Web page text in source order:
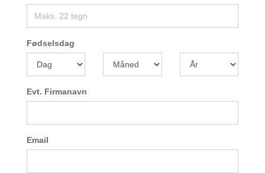
Fødselsdag
Evt. Firmanavn
Email